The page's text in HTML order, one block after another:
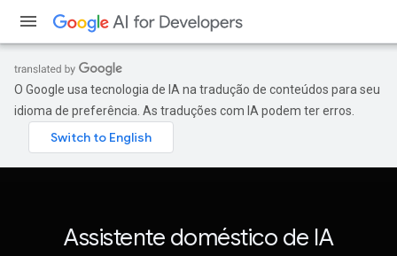
O Google usa tecnologia de IA na tradução de conteúdos para seu
idioma de preferência. As traduções com IA podem ter erros.
Assistente doméstico de IA